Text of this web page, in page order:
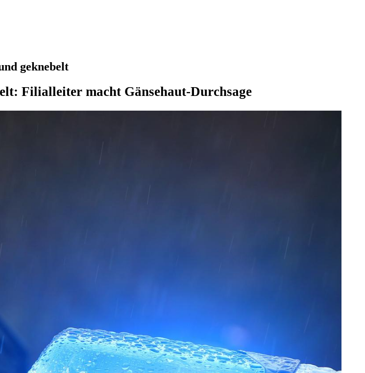
geknebelt
Filialleiter macht Gänsehaut-Durchsage